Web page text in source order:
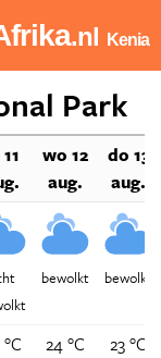
.nl Kenia
Park
wo 12
aug.
do 13
aug.
bewolkt bewolkt
24 °C 23 °C